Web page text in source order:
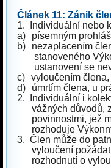
Článek 11: Zánik
1.
Individuální nebo
a)
písemným
b)
nezaplacením
stanoveného
ustanovení se
c) vyloučením člena,
d)
úmrtím člena, u
2.
Individuální i
vážných důvodů,
povinnostmi, jež
rozhoduje
3. Člen může do
vyloučení
rozhodnutí o